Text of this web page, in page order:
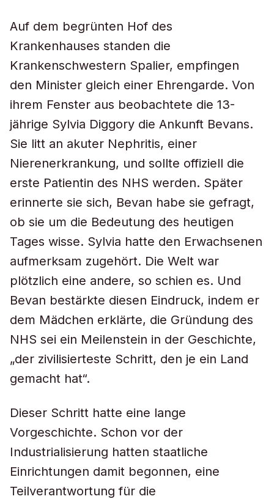
Auf dem begrünten Hof des
Krankenhauses standen die
Krankenschwestern Spalier, empfingen
den Minister gleich einer Ehrengarde. Von
ihrem Fenster aus beobachtete die 13-
jährige Sylvia Diggory die Ankunft Bevans.
Sie litt an akuter Nephritis, einer
Nierenerkrankung, und sollte offiziell die
erste Patientin des NHS werden. Später
erinnerte sie sich, Bevan habe sie gefragt,
ob sie um die Bedeutung des heutigen
Tages wisse. Sylvia hatte den Erwachsenen
aufmerksam zugehört. Die Welt war
plötzlich eine andere, so schien es. Und
Bevan bestärkte diesen Eindruck, indem er
dem Mädchen erklärte, die Gründung des
NHS sei ein Meilenstein in der Geschichte,
„der zivilisierteste Schritt, den je ein Land
gemacht hat“.
Dieser Schritt hatte eine lange
Vorgeschichte. Schon vor der
Industrialisierung hatten staatliche
Einrichtungen damit begonnen, eine
Teilverantwortung für die